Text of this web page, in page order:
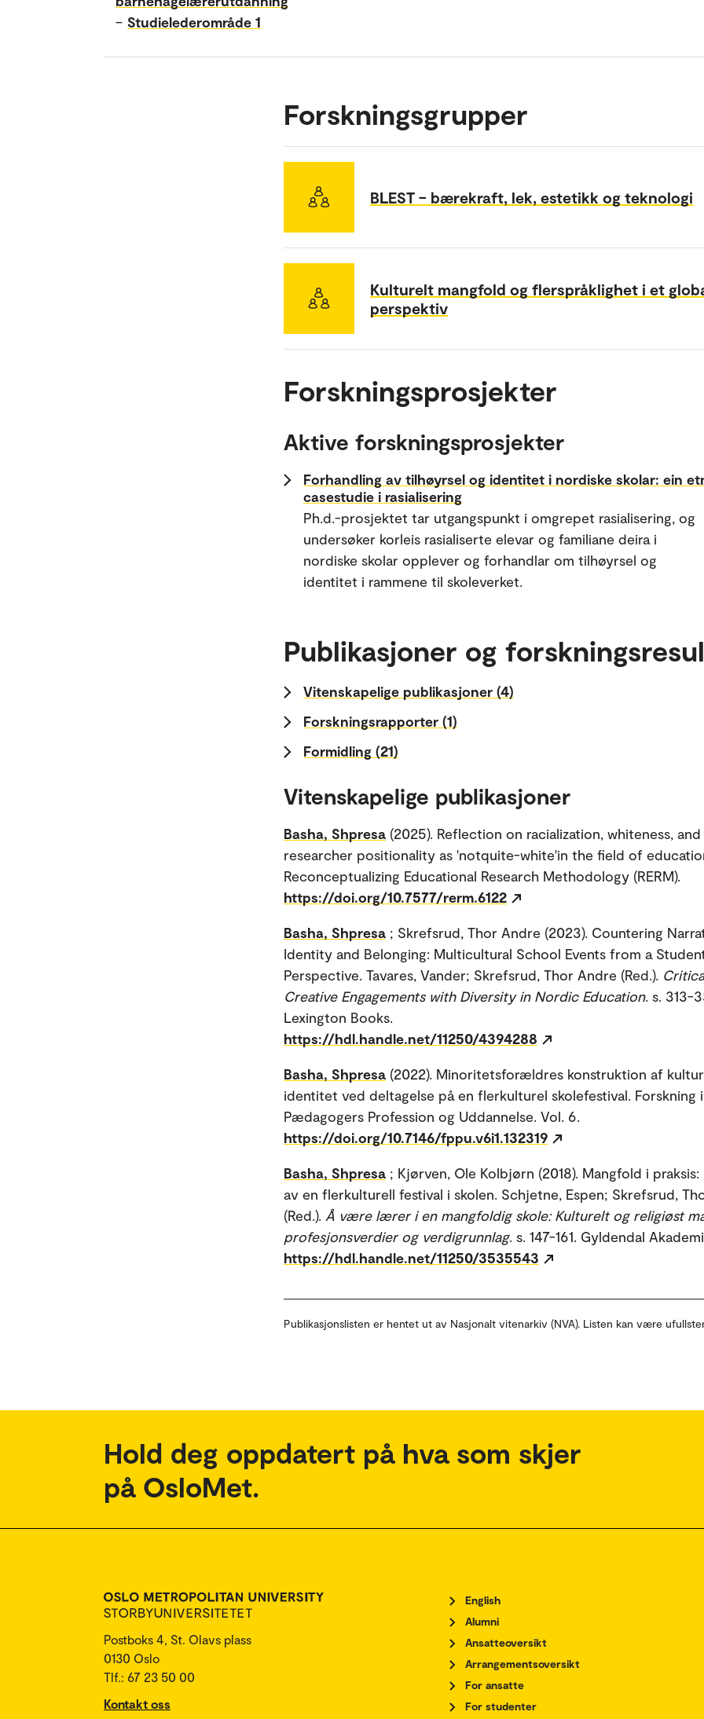
– Studielederområde 1
Forskningsgrupper
BLEST – bærekraft, lek, estetikk og teknologi
Kulturelt mangfold og flerspråklighet i et
perspektiv
Forskningsprosjekter
Aktive forskningsprosjekter
Forhandling av tilhøyrsel og identitet i nordiske skolar: ein
casestudie i rasialisering
Ph.d.-prosjektet tar utgangspunkt i omgrepet rasialisering, og
undersøker korleis rasialiserte elevar og familiane deira i
nordiske skolar opplever og forhandlar om tilhøyrsel og
identitet i rammene til skoleverket.
Publikasjoner og
Vitenskapelige publikasjoner (4)
Forskningsrapporter (1)
Formidling (21)
Vitenskapelige publikasjoner
Basha, Shpresa (2025). Reflection on racialization, whiteness, and
researcher positionality as 'notquite-white'in the field of
Reconceptualizing Educational Research Methodology (RERM).
https://doi.org/10.7577/rerm.6122
Basha, Shpresa ; Skrefsrud, Thor Andre (2023). Countering
Identity and Belonging: Multicultural School Events from a
Perspective. Tavares, Vander; Skrefsrud, Thor Andre (Red.).
Creative Engagements with Diversity in Nordic Education. s. 313-
Lexington Books.
https://hdl.handle.net/11250/4394288
Basha, Shpresa (2022). Minoritetsforældres konstruktion af
identitet ved deltagelse på en flerkulturel skolefestival. Forskning i
Pædagogers Profession og Uddannelse. Vol. 6.
https://doi.org/10.7146/fppu.v6i1.132319
Basha, Shpresa ; Kjørven, Ole Kolbjørn (2018). Mangfold i praksis:
av en flerkulturell festival i skolen. Schjetne, Espen; Skrefsrud,
(Red.). Å være lærer i en mangfoldig skole: Kulturelt og religiøst
profesjonsverdier og verdigrunnlag. s. 147-161. Gyldendal
https://hdl.handle.net/11250/3535543
Publikasjonslisten er hentet ut av Nasjonalt vitenarkiv (NVA). Listen kan være
Hold deg oppdatert på hva som skjer
på OsloMet.
Postboks 4, St. Olavs plass
0130 Oslo
Tlf.: 67 23 50 00
Kontakt oss
English
Alumni
Ansatteoversikt
Arrangementsoversikt
For ansatte
For studenter